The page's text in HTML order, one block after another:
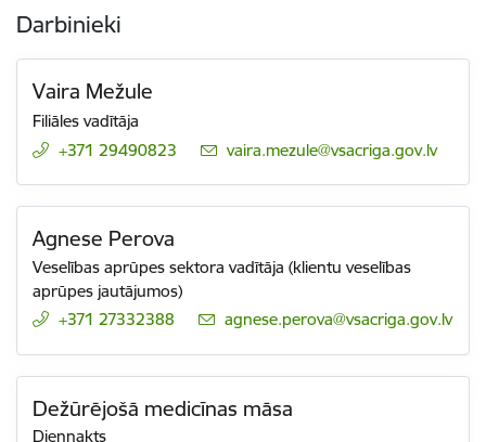
Darbinieki
Vaira Mežule
Filiāles vadītāja
+371 29490823
E-pasts:
vaira.mezule@vsacriga.gov.lv
Agnese Perova
Veselības aprūpes sektora vadītāja (klientu veselības
aprūpes jautājumos)
+371 27332388
E-pasts:
agnese.perova@vsacriga.gov.lv
Dežūrējošā medicīnas māsa
Diennakts